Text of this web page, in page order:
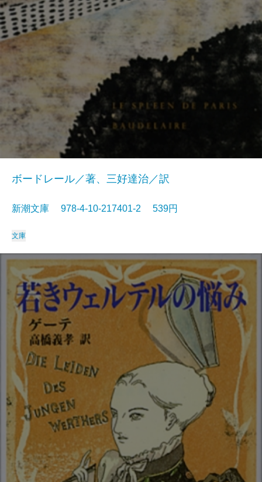
ボードレール／著、三好達治／訳
新潮文庫 978-4-10-217401-2 539円
文庫